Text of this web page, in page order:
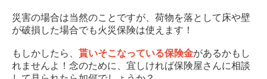
災害の場合は当然のことですが、荷物を落として床や壁
が破損した場合でも火災保険は使えます！
もしかしたら、 貰いそこなっている保険金があるかもし
れませんよ！念のために、宜しければ保険屋さんに相談